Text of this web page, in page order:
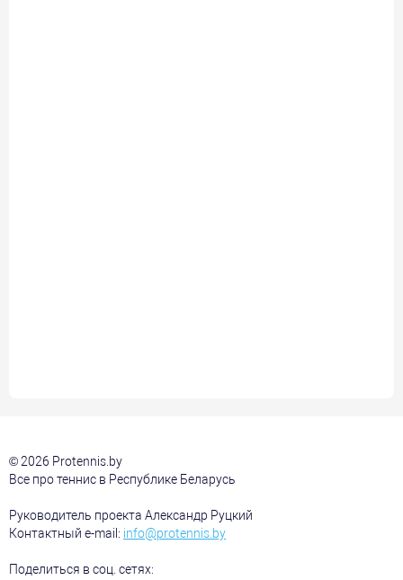
© 2026 Protennis.by
Все про теннис в Республике Беларусь
Руководитель проекта Александр Руцкий
Контактный e-mail: info@protennis.by
Поделиться в соц. сетях: